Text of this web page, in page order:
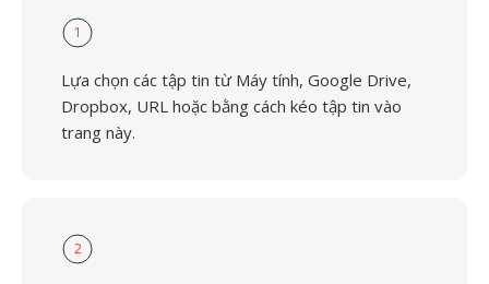
1
Lựa chọn các tập tin từ Máy tính, Google Drive,
Dropbox, URL hoặc bằng cách kéo tập tin vào
trang này.
2